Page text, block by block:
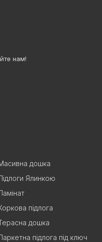
нам!
дошка
Ялинкою
підлога
дошка
підлога під ключ